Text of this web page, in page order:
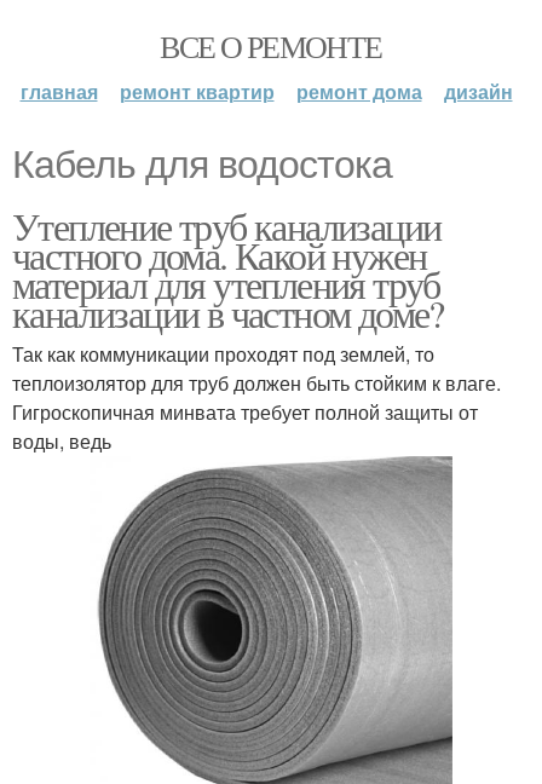
ВСЕ О РЕМОНТЕ
главная ремонт квартир ремонт дома дизайн
Кабель для водостока
Утепление труб канализации
частного дома. Какой нужен
материал для утепления труб
канализации в частном доме?
Так как коммуникации проходят под землей, то
теплоизолятор для труб должен быть стойким к влаге.
Гигроскопичная минвата требует полной защиты от
воды, ведь